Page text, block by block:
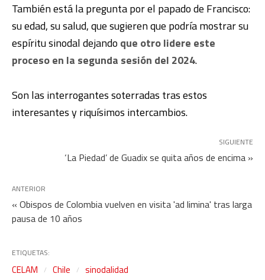
También está la pregunta por el papado de Francisco:
su edad, su salud, que sugieren que podría mostrar su
espíritu sinodal dejando que otro lidere este
proceso en la segunda sesión del 2024.
Son las interrogantes soterradas tras estos
interesantes y riquísimos intercambios.
SIGUIENTE
‘La Piedad’ de Guadix se quita años de encima »
ANTERIOR
« Obispos de Colombia vuelven en visita 'ad limina' tras larga
pausa de 10 años
ETIQUETAS:
CELAM Chile sinodalidad